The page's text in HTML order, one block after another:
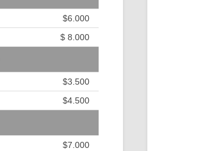
$6.000
$ 8.000
$3.500
$4.500
$7.000